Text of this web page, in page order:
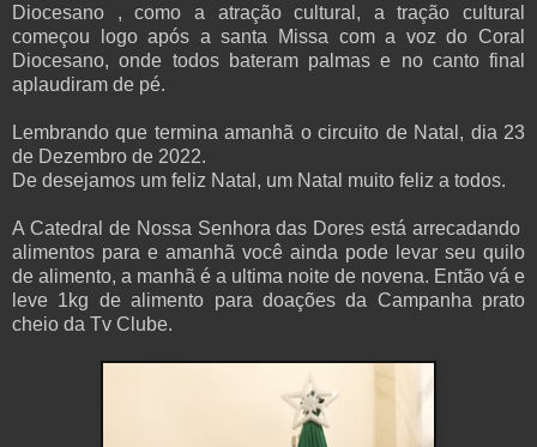
Diocesano , como a atração cultural, a tração cultural
começou logo após a santa Missa com a voz do Coral
Diocesano, onde todos bateram palmas e no canto final
aplaudiram de pé.
Lembrando que termina amanhã o circuito de Natal, dia 23
de Dezembro de 2022.
De desejamos um feliz Natal, um Natal muito feliz a todos.
A Catedral de Nossa Senhora das Dores está arrecadando
alimentos para e amanhã você ainda pode levar seu quilo
de alimento, a manhã é a ultima noite de novena. Então vá e
leve 1kg de alimento para doações da Campanha prato
cheio da Tv Clube.